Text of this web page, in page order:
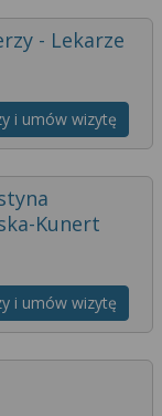
- Lekarze
i umów wizytę
Kunert
i umów wizytę
Twoich
chcesz
tego dokonać